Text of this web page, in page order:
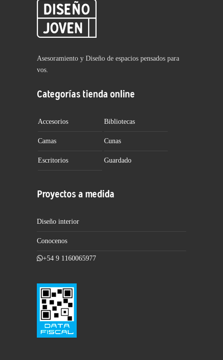
Asesoramiento y Diseño de espacios pensados para
vos.
Categorías tienda online
Accesorios Bibliotecas
Camas Cunas
Escritorios Guardado
Proyectos a medida
Diseño interior
Conocenos
+54 9 1160065977